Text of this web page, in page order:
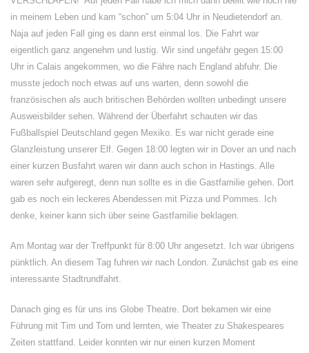
in meinem Leben und kam “schon” um 5:04 Uhr in Neudietendorf an.
Naja auf jeden Fall ging es dann erst einmal los. Die Fahrt war
eigentlich ganz angenehm und lustig. Wir sind ungefähr gegen 15:00
Uhr in Calais angekommen, wo die Fähre nach England abfuhr. Die
musste jedoch noch etwas auf uns warten, denn sowohl die
französischen als auch britischen Behörden wollten unbedingt unsere
Ausweisbilder sehen. Während der Überfahrt schauten wir das
Fußballspiel Deutschland gegen Mexiko. Es war nicht gerade eine
Glanzleistung unserer Elf. Gegen 18:00 legten wir in Dover an und nach
einer kurzen Busfahrt waren wir dann auch schon in Hastings. Alle
waren sehr aufgeregt, denn nun sollte es in die Gastfamilie gehen. Dort
gab es noch ein leckeres Abendessen mit Pizza und Pommes. Ich
denke, keiner kann sich über seine Gastfamilie beklagen.
Am Montag war der Treffpunkt für 8:00 Uhr angesetzt. Ich war übrigens
pünktlich. An diesem Tag fuhren wir nach London. Zunächst gab es eine
interessante Stadtrundfahrt.
Danach ging es für uns ins Globe Theatre. Dort bekamen wir eine
Führung mit Tim und Tom und lernten, wie Theater zu Shakespeares
Zeiten stattfand. Leider konnten wir nur einen kurzen Moment